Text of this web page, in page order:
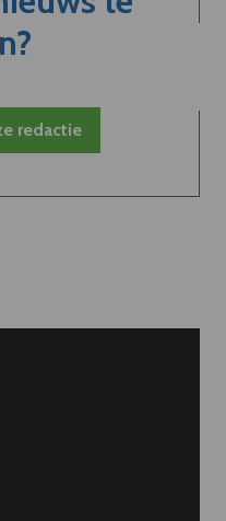
redactie